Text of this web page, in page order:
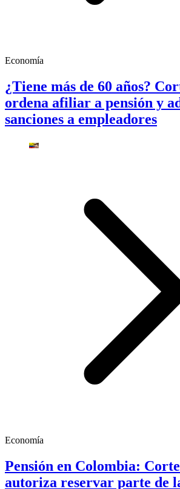
Economía
¿Tiene más de 60 años?
ordena afiliar a pensión y
sanciones a empleadores
Economía
Pensión en Colombia:
autoriza reservar parte de